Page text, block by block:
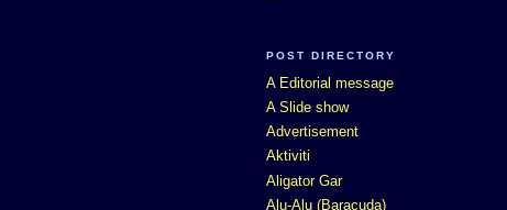
POST DIRECTORY
A Editorial message
A Slide show
Advertisement
Aktiviti
Aligator Gar
Alu-Alu (Baracuda)